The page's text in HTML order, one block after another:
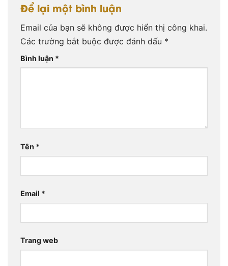
Để lại một bình luận
Email của bạn sẽ không được hiển thị công khai.
Các trường bắt buộc được đánh dấu *
Bình luận *
Tên *
Email *
Trang web